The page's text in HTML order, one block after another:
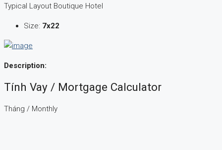
Typical Layout Boutique Hotel
Size: 7x22
Description:
Tính Vay / Mortgage Calculator
Tháng / Monthly